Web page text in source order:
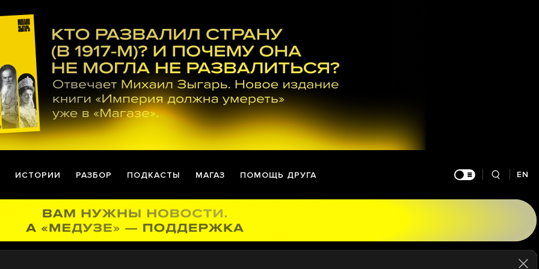
ИСТОРИИ РАЗБОР ПОДКАСТЫ МАГАЗ ПОМОЩЬ ДРУГА EN